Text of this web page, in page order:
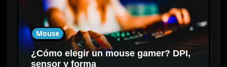
Mouse
¿Cómo elegir un mouse gamer? DPI,
sensor y forma